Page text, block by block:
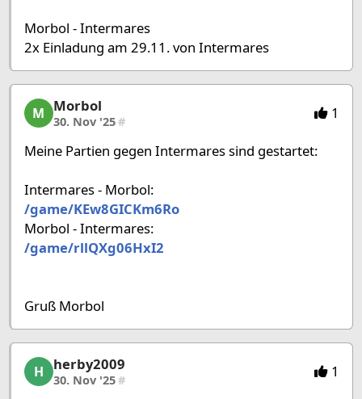
Morbol - Intermares
2x Einladung am 29.11. von Intermares
Morbol, 18/53, 30. Nov '25
M Morbol
30. Nov '25# 1
Meine Partien gegen Intermares sind gestartet:
Intermares - Morbol:
/game/KEw8GICKm6Ro
Morbol - Intermares:
/game/rllQXg06HxI2
Gruß Morbol
herby2009, 19/53, 30. Nov '25
H herby2009
30. Nov '25# 1